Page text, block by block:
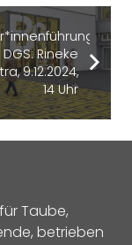
Rineke
9.12.2024,
14 Uhr
Taube,
betrieben